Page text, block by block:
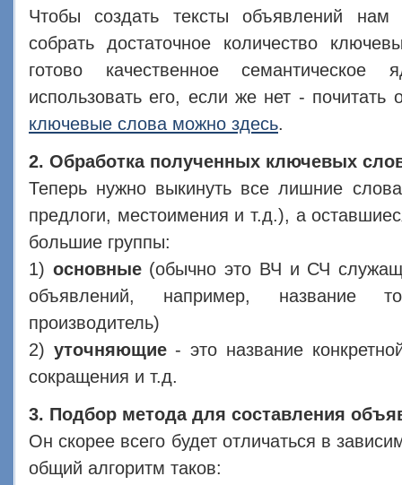
Чтобы создать тексты объявлений
собрать достаточное количество
готово качественное
использовать его, если же нет -
ключевые слова можно здесь.
2. Обработка полученных ключевых
Теперь нужно выкинуть все лишние
предлоги, местоимения и т.д.), а
большие группы:
1) основные(обычно это ВЧ и СЧ
объявлений, например, название
производитель)
2) уточняющие- это название
сокращения и т.д.
3. Подбор метода для составления
Он скорее всего будет отличаться в
общий алгоритм таков: